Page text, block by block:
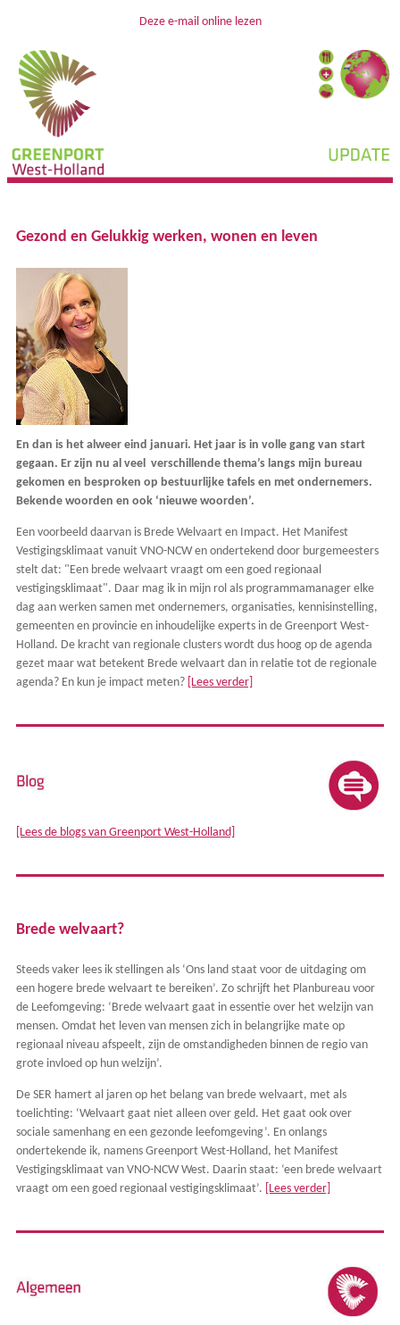
Deze e-mail online lezen
Gezond en Gelukkig werken, wonen en leven
En dan is het alweer eind januari. Het jaar is in volle gang van start
gegaan. Er zijn nu al veel verschillende thema’s langs mijn bureau
gekomen en besproken op bestuurlijke tafels en met ondernemers.
Bekende woorden en ook ‘nieuwe woorden’.
Een voorbeeld daarvan is Brede Welvaart en Impact. Het Manifest
Vestigingsklimaat vanuit VNO-NCW en ondertekend door burgemeesters
stelt dat: "Een brede welvaart vraagt om een goed regionaal
vestigingsklimaat". Daar mag ik in mijn rol als programmamanager elke
dag aan werken samen met ondernemers, organisaties, kennisinstelling,
gemeenten en provincie en inhoudelijke experts in de Greenport West-
Holland. De kracht van regionale clusters wordt dus hoog op de agenda
gezet maar wat betekent Brede welvaart dan in relatie tot de regionale
agenda? En kun je impact meten? [Lees verder]
[Lees de blogs van Greenport West-Holland]
Brede welvaart?
Steeds vaker lees ik stellingen als ‘Ons land staat voor de uitdaging om
een hogere brede welvaart te bereiken’. Zo schrijft het Planbureau voor
de Leefomgeving: ‘Brede welvaart gaat in essentie over het welzijn van
mensen. Omdat het leven van mensen zich in belangrijke mate op
regionaal niveau afspeelt, zijn de omstandigheden binnen de regio van
grote invloed op hun welzijn’.
De SER hamert al jaren op het belang van brede welvaart, met als
toelichting: ‘Welvaart gaat niet alleen over geld. Het gaat ook over
sociale samenhang en een gezonde leefomgeving’. En onlangs
ondertekende ik, namens Greenport West-Holland, het Manifest
Vestigingsklimaat van VNO-NCW West. Daarin staat: ‘een brede welvaart
vraagt om een goed regionaal vestigingsklimaat’. [Lees verder]